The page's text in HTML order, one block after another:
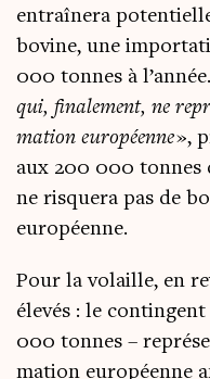
entraî­ne­ra
bovine, une
000 tonnes à
qui, fina­le­ment, ne
ma­tion euro­péenne»,
aux 200 000 tonnes
ne ris­que­ra pas de
européenne.
Pour la volaille, en
éle­vés : le
000 tonnes –
ma­tion euro­péenne